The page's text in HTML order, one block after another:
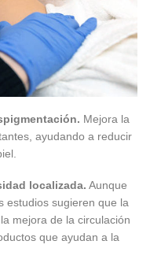
Mejora la
ayudando a reducir
localizada. Aunque
estudios sugieren que la
mejora de la circulación
que ayudan a la